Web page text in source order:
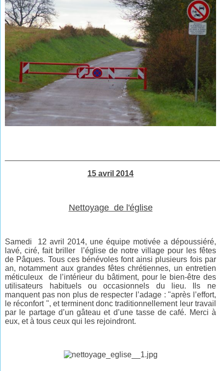
15 avril 2014
Nettoyage de l'église
Samedi 12 avril 2014, une équipe motivée a dépoussiéré,
lavé, ciré, fait briller l’église de notre village pour les fêtes
de Pâques. Tous ces bénévoles font ainsi plusieurs fois par
an, notamment aux grandes fêtes chrétiennes, un entretien
méticuleux de l’intérieur du bâtiment, pour le bien-être des
utilisateurs habituels ou occasionnels du lieu. Ils ne
manquent pas non plus de respecter l’adage : "après l’effort,
le réconfort ", et terminent donc traditionnellement leur travail
par le partage d’un gâteau et d’une tasse de café. Merci à
eux, et à tous ceux qui les rejoindront.